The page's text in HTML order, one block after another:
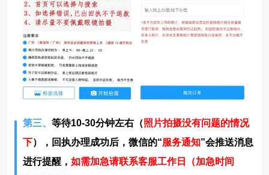
第三、等待10-30分钟左右（照片拍摄没有问题的情况
下），回执办理成功后，微信的“服务通知”会推送消息
进行提醒，如需加急请联系客服工作日（加急时间